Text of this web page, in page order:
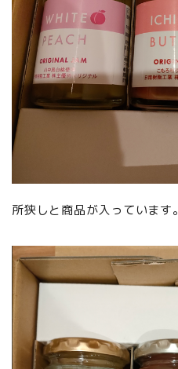
所狭しと商品が入っています。